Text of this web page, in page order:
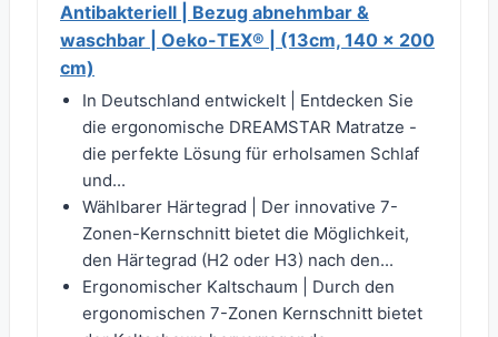
Antibakteriell | Bezug abnehmbar &
waschbar | Oeko-TEX® | (13cm, 140 x 200
cm)
In Deutschland entwickelt | Entdecken Sie
die ergonomische DREAMSTAR Matratze -
die perfekte Lösung für erholsamen Schlaf
und...
Wählbarer Härtegrad | Der innovative 7-
Zonen-Kernschnitt bietet die Möglichkeit,
den Härtegrad (H2 oder H3) nach den...
Ergonomischer Kaltschaum | Durch den
ergonomischen 7-Zonen Kernschnitt bietet